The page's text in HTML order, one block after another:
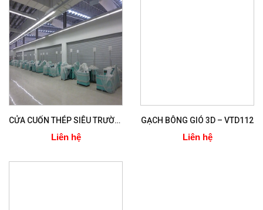
CỬA CUỐN THÉP SIÊU TRƯỜNG 1,2MM
Liên hệ
GẠCH BÔNG GIÓ 3D – VTD112
Liên hệ